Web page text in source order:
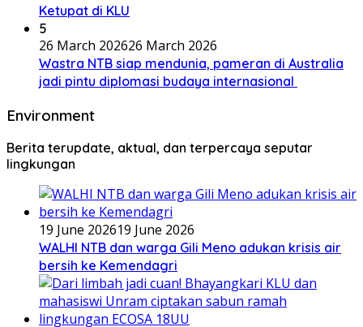
Ketupat di KLU
5
26 March 202626 March 2026
Wastra NTB siap mendunia, pameran di Australia
jadi pintu diplomasi budaya internasional
Environment
Berita terupdate, aktual, dan terpercaya seputar
lingkungan
19 June 202619 June 2026
WALHI NTB dan warga Gili Meno adukan krisis air
bersih ke Kemendagri